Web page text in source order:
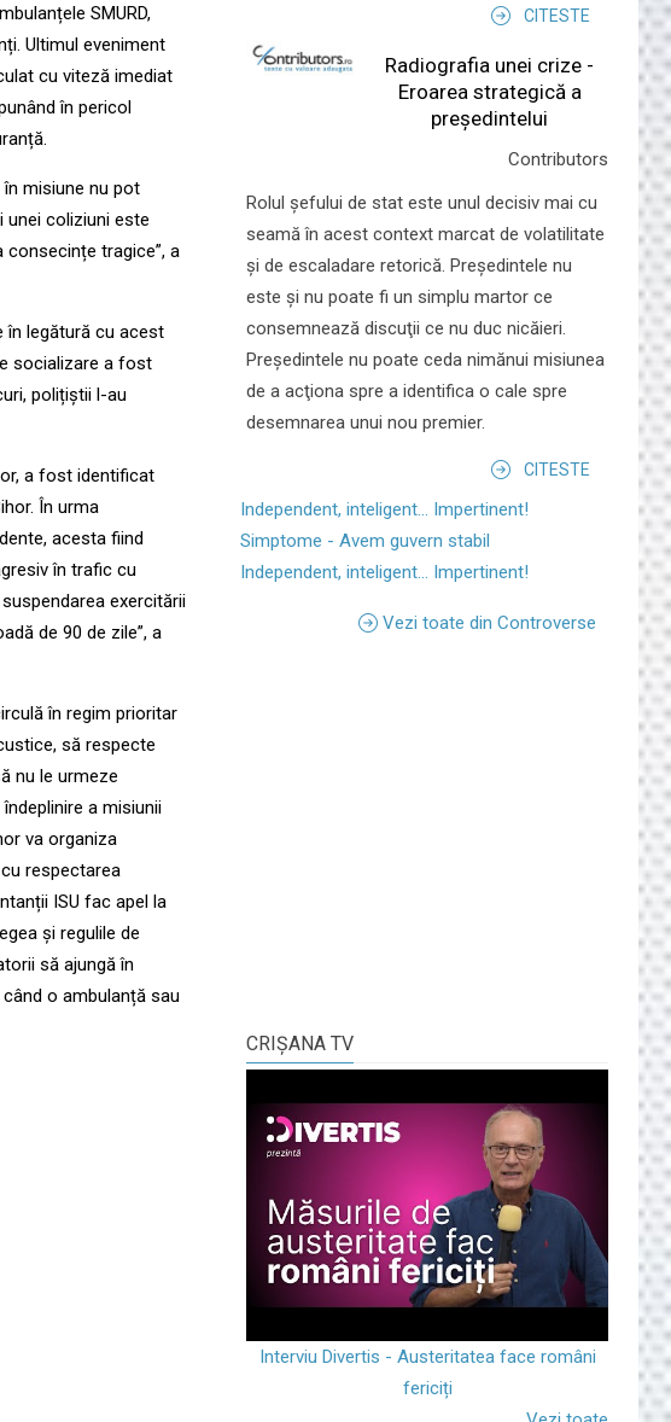
SMURD,
Ultimul eveniment
cu viteză imediat
în pericol
misiune nu pot
unei coliziuni este
tragice”, a
în legătură cu acest
socializare a fost
polițiștii l-au
a fost identificat
În urma
acesta fiind
în trafic cu
exercitării
de 90 de zile”, a
în regim prioritar
să respecte
nu le urmeze
a misiunii
va organiza
respectarea
ISU fac apel la
și regulile de
să ajungă în
o ambulanță sau
CITESTE
Radiografia unei crize -
Eroarea strategică a
președintelui
Contributors
Rolul şefului de stat este unul decisiv mai cu
seamă în acest context marcat de volatilitate
şi de escaladare retorică. Preşedintele nu
este şi nu poate fi un simplu martor ce
consemnează discuţii ce nu duc nicăieri.
Preşedintele nu poate ceda nimănui misiunea
de a acţiona spre a identifica o cale spre
desemnarea unui nou premier.
CITESTE
Independent, inteligent... Impertinent!
Simptome - Avem guvern stabil
Independent, inteligent... Impertinent!
Vezi toate din Controverse
CRIŞANA TV
Interviu Divertis - Austeritatea face români
fericiți